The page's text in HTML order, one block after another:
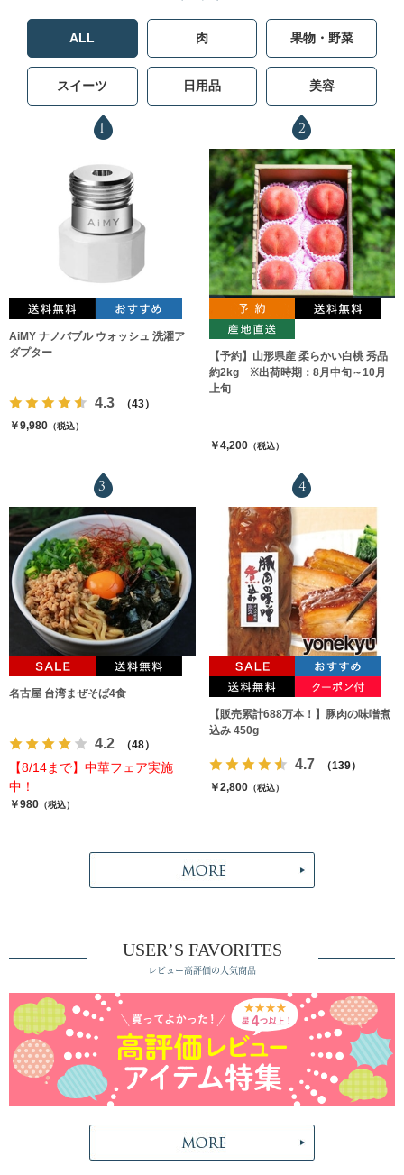
ALL 肉 果物・野菜
スイーツ 日用品 美容
1
AiMY ナノバブル ウォッシュ 洗濯ア
ダプター
4.3
（43）
￥9,980 （税込）
2
【予約】山形県産 柔らかい白桃 秀品
約2kg ※出荷時期：8月中旬～10月
上旬
￥4,200（税込）
3
名古屋 台湾まぜそば4食
4.2 （48）
【8/14まで】中華フェア実施
中！
￥980 （税込）
4
【販売累計688万本！】豚肉の味噌煮
込み 450g
4.7
（139）
￥2,800（税込）
USER’S FAVORITES
レビュー高評価の人気商品